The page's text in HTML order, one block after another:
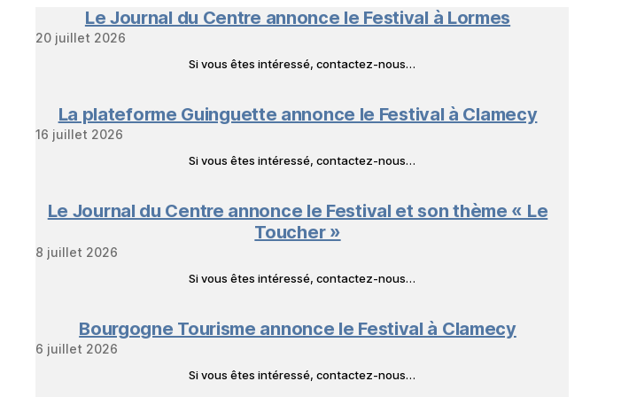
Le Journal du Centre annonce le Festival à Lormes
20 juillet 2026
Si vous êtes intéressé, contactez-nous…
La plateforme Guinguette annonce le Festival à Clamecy
16 juillet 2026
Si vous êtes intéressé, contactez-nous…
Le Journal du Centre annonce le Festival et son thème « Le
Toucher »
8 juillet 2026
Si vous êtes intéressé, contactez-nous…
Bourgogne Tourisme annonce le Festival à Clamecy
6 juillet 2026
Si vous êtes intéressé, contactez-nous…